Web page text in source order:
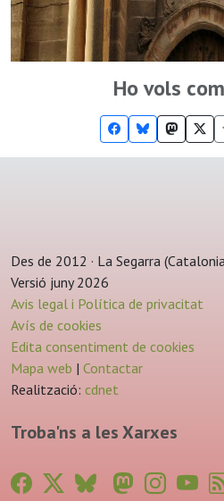
Ho vols
Des de 2012 · La Segarra
Versió juny 2026
Avis legal i Política de privacitat
Avís de cookies
Edita consentiment de cookies
Mapa web | Contactar
Realització: cdnet
Troba'ns a les Xarxes